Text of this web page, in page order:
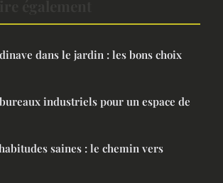
dans le jardin : les bons choix
industriels pour un espace de
saines : le chemin vers